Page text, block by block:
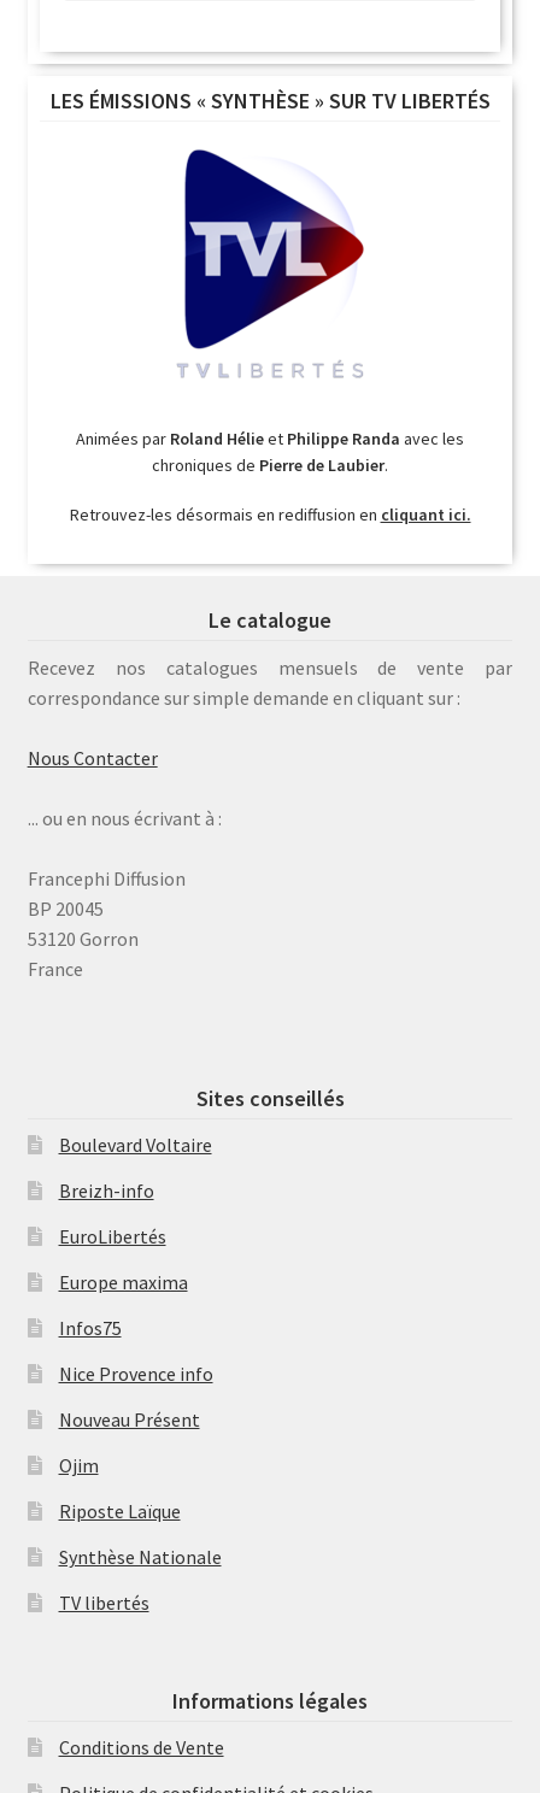
LES ÉMISSIONS « SYNTHÈSE » SUR TV LIBERTÉS
Animées par Roland Hélieet Philippe Randa avec les
chroniques de Pierre de Laubier.
Retrouvez-les désormais en rediffusion en cliquant ici.
Le catalogue
Recevez nos catalogues mensuels de vente par
correspondance sur simple demande en cliquant sur :
Nous Contacter
... ou en nous écrivant à :
Francephi Diffusion
BP 20045
53120 Gorron
France
Sites conseillés
Boulevard Voltaire
Breizh-info
EuroLibertés
Europe maxima
Infos75
Nice Provence info
Nouveau Présent
Ojim
Riposte Laïque
Synthèse Nationale
TV libertés
Informations légales
Conditions de Vente